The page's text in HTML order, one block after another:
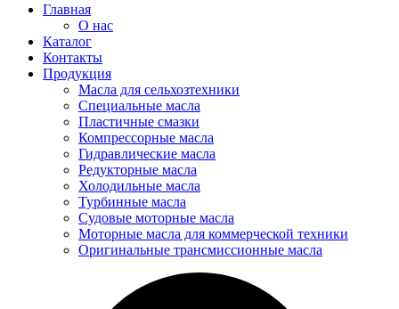
Главная
О нас
Каталог
Контакты
Продукция
Масла для сельхозтехники
Специальные масла
Пластичные смазки
Компрессорные масла
Гидравлические масла
Редукторные масла
Холодильные масла
Турбинные масла
Судовые моторные масла
Моторные масла для коммерческой техники
Оригинальные трансмиссионные масла